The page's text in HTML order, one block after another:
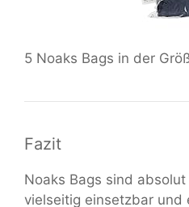
5 Noaks Bags in der
Fazit
Noaks Bags sind
vielseitig einsetzbar und